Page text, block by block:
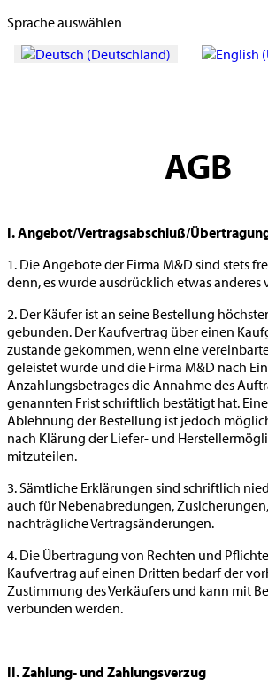
Sprache auswählen
AGB
I. Angebot/Vertragsabschluß/
1. Die Angebote der Firma M&D sind stets
denn, es wurde ausdrücklich etwas anderes
2. Der Käufer ist an seine Bestellung
gebunden. Der Kaufvertrag über einen
zustande gekommen, wenn eine
geleistet wurde und die Firma M&D nach
Anzahlungsbetrages die Annahme des
genannten Frist schriftlich bestätigt hat.
Ablehnung der Bestellung ist jedoch
nach Klärung der Liefer- und
mitzuteilen.
3. Sämtliche Erklärungen sind schriftlich
auch für Nebenabredungen,
nachträgliche Vertragsänderungen.
4. Die Übertragung von Rechten und
Kaufvertrag auf einen Dritten bedarf der
Zustimmung des Verkäufers und kann mit
verbunden werden.
II. Zahlung- und Zahlungsverzug